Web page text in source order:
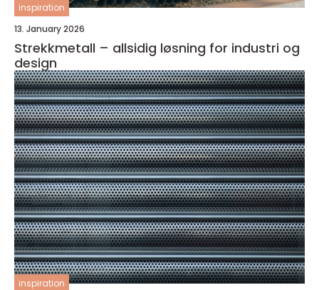
inspiration
13. January 2026
Strekkmetall – allsidig løsning for industri og
design
inspiration